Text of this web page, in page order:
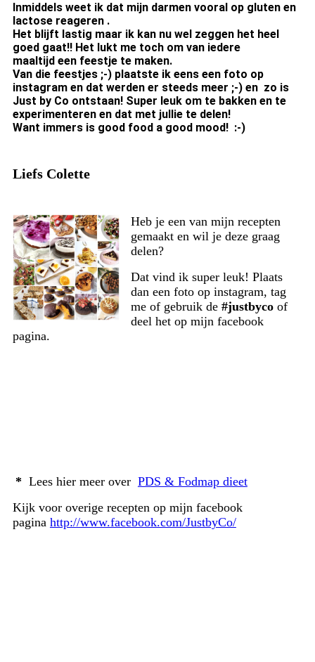
Inmiddels weet ik dat mijn darmen vooral op gluten en
lactose reageren .
Het blijft lastig maar ik kan nu wel zeggen het heel
goed gaat!! Het lukt me toch om van iedere
maaltijd een feestje te maken.
Van die feestjes ;-) plaatste ik eens een foto op
instagram en dat werden er steeds meer ;-) en zo is
Just by Co ontstaan! Super leuk om te bakken en te
experimenteren en dat met jullie te delen!
Want immers is good food a good mood! :-)
Liefs Colette
Heb je een van mijn recepten
gemaakt en wil je deze graag
delen?
Dat vind ik super leuk! Plaats
dan een foto op instagram, tag
me of gebruik de #justbycoof
deel het op mijn facebook
pagina.
* Lees hier meer over PDS & Fodmap dieet
Kijk voor overige recepten op mijn facebook
pagina http://www.facebook.com/JustbyCo/